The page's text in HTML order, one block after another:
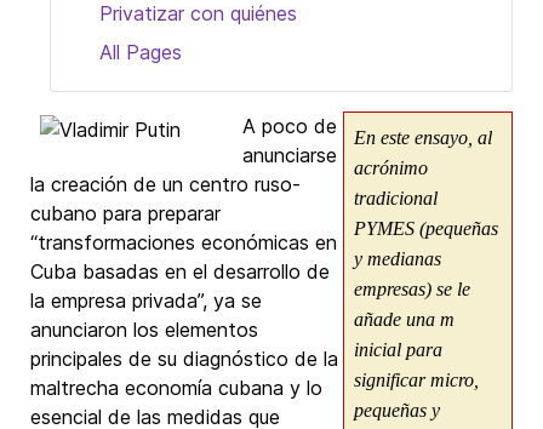
Privatizar con quiénes
All Pages
En este ensayo, al
acrónimo
tradicional
PYMES (pequeñas
y medianas
empresas) se le
añade una m
inicial para
significar micro,
pequeñas y
A poco de
anunciarse
la creación de un centro ruso-
cubano para preparar
“transformaciones económicas en
Cuba basadas en el desarrollo de
la empresa privada”, ya se
anunciaron los elementos
principales de su diagnóstico de la
maltrecha economía cubana y lo
esencial de las medidas que